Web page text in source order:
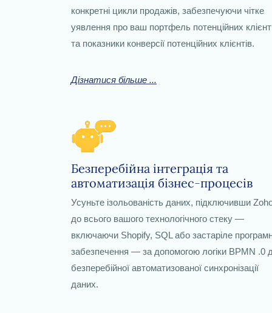
конкретні цикли продажів, забезпечуючи чітке
уявлення про ваш портфель потенційних
та показники конверсії потенційних клієнтів.
Дізнатися більше ...
Безперебійна інтеграція та
автоматизація бізнес-процесів
Усуньте ізольованість даних, підключивши
до всього вашого технологічного стеку —
включаючи Shopify, SQL або застаріле
забезпечення — за допомогою логіки BPMN .0
безперебійної автоматизованої синхронізації
даних.